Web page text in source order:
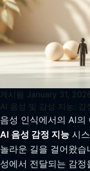
게시됨 January 31,
AI 음성 및 감성 지능: 감
음성 인식에서의 AI의
AI 음성 감정 지능 시
놀라운 길을 걸어왔
성에서 전달되는 감